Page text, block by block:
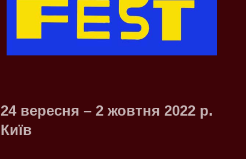
24 вересня – 2 жовтня 2022 р.
Київ